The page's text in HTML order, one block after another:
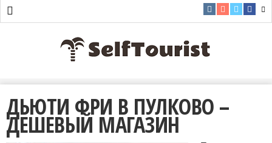
ДЬЮТИ ФРИ В ПУЛКОВО –
ДЕШЕВЫЙ МАГАЗИН